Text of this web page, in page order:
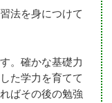
法を身につけて
。確かな基礎力
た学力を育てて
ばその後の勉強